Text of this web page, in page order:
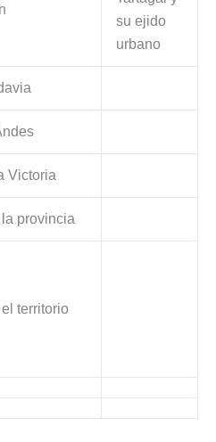
su ejido
urbano
Victoria
provincia
territorio